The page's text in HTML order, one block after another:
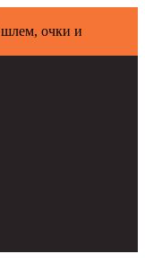
шлем, очки и